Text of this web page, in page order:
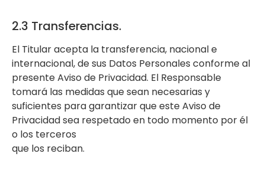
2.3 Transferencias.
El Titular acepta la transferencia, nacional e
internacional, de sus Datos Personales conforme al
presente Aviso de Privacidad. El Responsable
tomará las medidas que sean necesarias y
suficientes para garantizar que este Aviso de
Privacidad sea respetado en todo momento por él
o los terceros
que los reciban.